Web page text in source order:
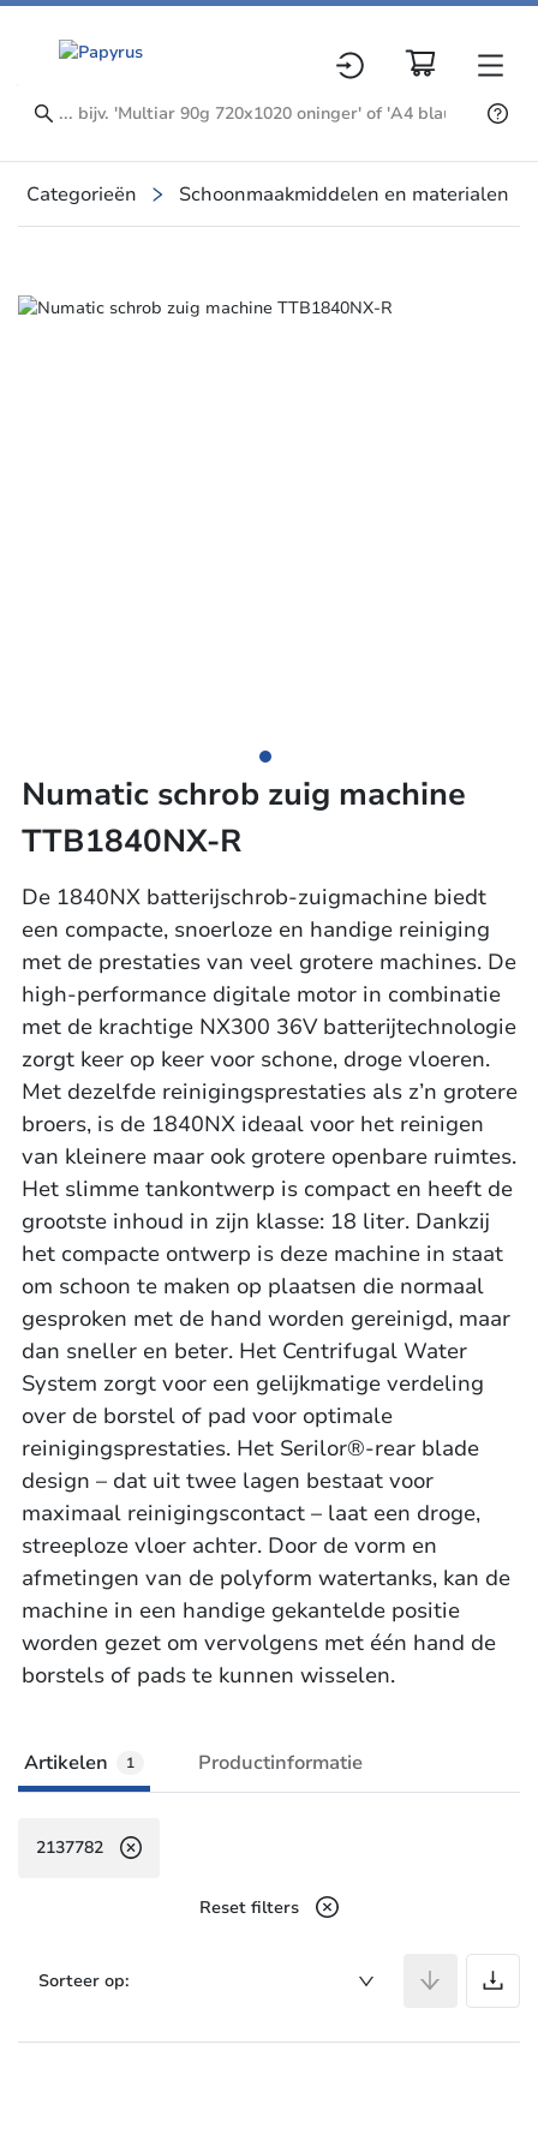
Categorieën Schoonmaakmiddelen en materialen
Slide 1 of 1
Numatic schrob zuig machine
TTB1840NX-R
De 1840NX batterijschrob-zuigmachine biedt
een compacte, snoerloze en handige reiniging
met de prestaties van veel grotere machines. De
high-performance digitale motor in combinatie
met de krachtige NX300 36V batterijtechnologie
zorgt keer op keer voor schone, droge vloeren.
Met dezelfde reinigingsprestaties als z’n grotere
broers, is de 1840NX ideaal voor het reinigen
van kleinere maar ook grotere openbare ruimtes.
Het slimme tankontwerp is compact en heeft de
grootste inhoud in zijn klasse: 18 liter. Dankzij
het compacte ontwerp is deze machine in staat
om schoon te maken op plaatsen die normaal
gesproken met de hand worden gereinigd, maar
dan sneller en beter. Het Centrifugal Water
System zorgt voor een gelijkmatige verdeling
over de borstel of pad voor optimale
reinigingsprestaties. Het Serilor®-rear blade
design – dat uit twee lagen bestaat voor
maximaal reinigingscontact – laat een droge,
streeploze vloer achter. Door de vorm en
afmetingen van de polyform watertanks, kan de
machine in een handige gekantelde positie
worden gezet om vervolgens met één hand de
borstels of pads te kunnen wisselen.
Artikelen 1 Productinformatie
2137782
Reset filters
Sorteer op: